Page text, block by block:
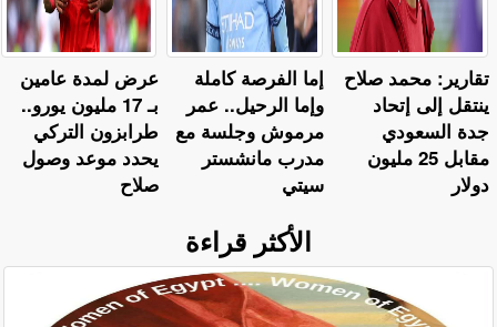
عرض لمدة عامين
بـ 17 مليون يورو..
طرابزون التركي
يحدد موعد وصول
صلاح
إما الفرصة كاملة
وإما الرحيل.. عمر
مرموش وجلسة مع
مدرب مانشستر
سيتي
تقارير: محمد صلاح
ينتقل إلى إتحاد
جدة السعودي
مقابل 25 مليون
دولار
الأكثر قراءة